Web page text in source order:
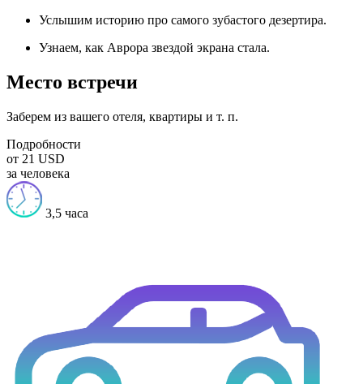
Услышим историю про самого зубастого дезертира.
Узнаем, как Аврора звездой экрана стала.
Место встречи
Заберем из вашего отеля, квартиры и т. п.
Подробности
от 21 USD
за человека
3,5 часа